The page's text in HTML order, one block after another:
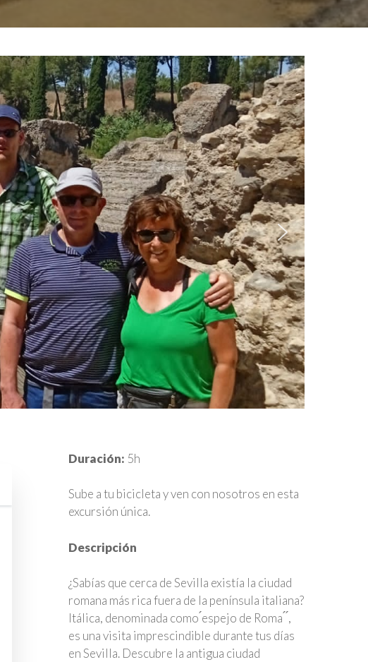
Duración: 5h
Sube a tu bicicleta y ven con nosotros en esta
excursión única.
Descripción
¿Sabías que cerca de Sevilla existía la ciudad
romana más rica fuera de la península italiana?
Itálica, denominada como ́espejo de Roma ́ ́,
es una visita imprescindible durante tus días
en Sevilla. Descubre la antigua ciudad